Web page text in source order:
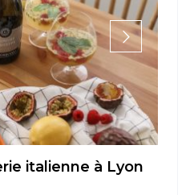
italienne à Lyon